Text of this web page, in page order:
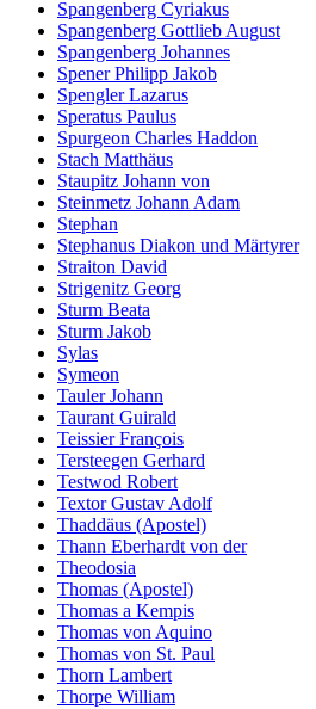
Spangenberg Cyriakus
Spangenberg Gottlieb August
Spangenberg Johannes
Spener Philipp Jakob
Spengler Lazarus
Speratus Paulus
Spurgeon Charles Haddon
Stach Matthäus
Staupitz Johann von
Steinmetz Johann Adam
Stephan
Stephanus Diakon und Märtyrer
Straiton David
Strigenitz Georg
Sturm Beata
Sturm Jakob
Sylas
Symeon
Tauler Johann
Taurant Guirald
Teissier François
Tersteegen Gerhard
Testwod Robert
Textor Gustav Adolf
Thaddäus (Apostel)
Thann Eberhardt von der
Theodosia
Thomas (Apostel)
Thomas a Kempis
Thomas von Aquino
Thomas von St. Paul
Thorn Lambert
Thorpe William